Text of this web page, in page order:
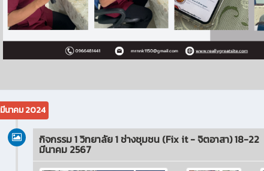
มีนาคม 2024
กิจกรรม 1 วิทยาลัย 1 ช่างชุมชน (Fix it - จิตอาสา) 18-22
มีนาคม 2567